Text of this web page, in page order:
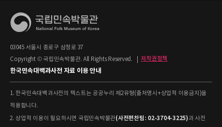
03045 서울시 종로구 삼청로 37
Copyright © 국립민속박물관. All Rights Reserved.
저작권정책
한국민속대백과사전 자료 이용 안내
1. 한국민속대백과사전의 텍스트는 공공누리 제2유형(출처명시+상업적 이용금지)을
적용합니다.
2. 상업적 이용이 필요하시면 국립민속박물관(사전편찬팀: 02-3704-3225)과 사전